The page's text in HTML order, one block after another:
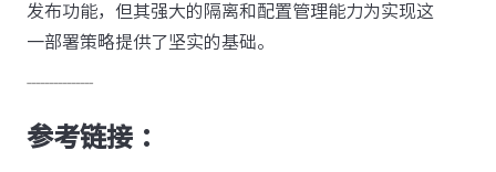
发布功能，但其强大的隔离和配置管理能力为实现这
一部署策略提供了坚实的基础。
---------------
参考链接 ：